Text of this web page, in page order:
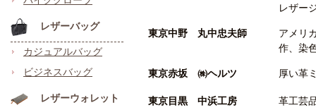
レザーバッグ
カジュアルバッグ
ビジネスバッグ
レザーウォレット
レザー
東京中野 丸中忠夫師
アメリ
作、染
東京赤坂 ㈱ヘルツ 厚い革
東京目黒 中浜工房
革工芸